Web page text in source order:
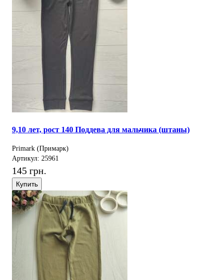
9,10 лет, рост 140 Поддева для мальчика (штаны)
Primark (Примарк)
Артикул: 25961
145 грн.
Купить